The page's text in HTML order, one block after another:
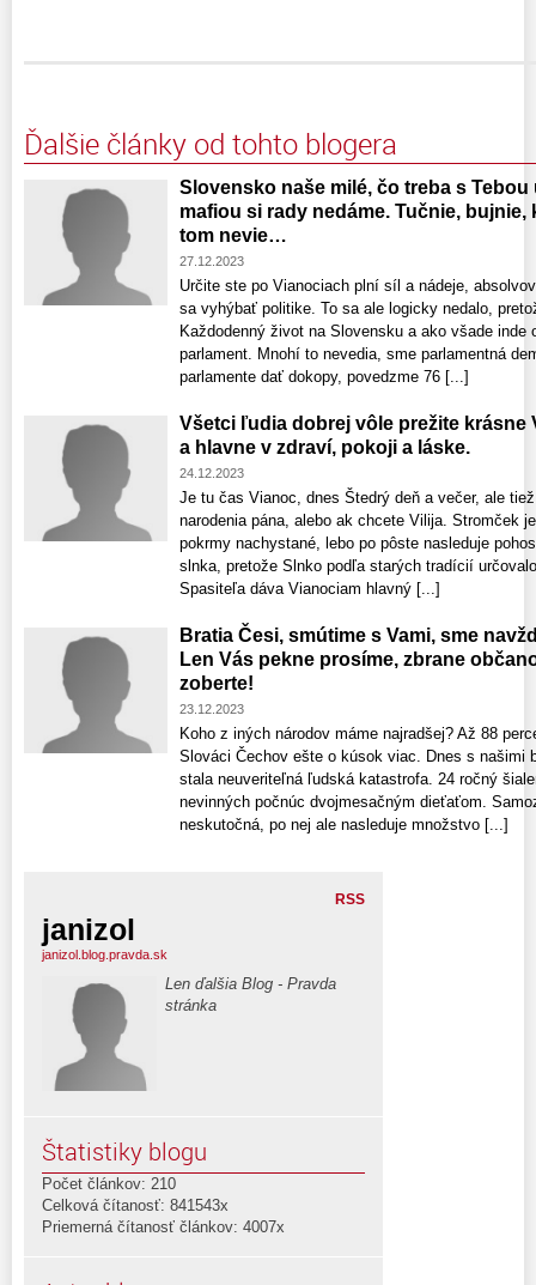
Ďalšie články od tohto blogera
Slovensko naše milé, čo treba s
mafiou si rady nedáme. Tučnie,
tom nevie…
27.12.2023
Určite ste po Vianociach plní síl a nádeje,
sa vyhýbať politike. To sa ale logicky nedalo,
Každodenný život na Slovensku a ako všade inde
parlament. Mnohí to nevedia, sme parlamentná
parlamente dať dokopy, povedzme 76 [...]
Všetci ľudia dobrej vôle prežite
a hlavne v zdraví, pokoji a láske.
24.12.2023
Je tu čas Vianoc, dnes Štedrý deň a večer, ale
narodenia pána, alebo ak chcete Vilija. Stromček
pokrmy nachystané, lebo po pôste nasleduje
slnka, pretože Slnko podľa starých tradícií
Spasiteľa dáva Vianociam hlavný [...]
Bratia Česi, smútime s Vami, sme
Len Vás pekne prosíme, zbrane
zoberte!
23.12.2023
Koho z iných národov máme najradšej? Až 88
Slováci Čechov ešte o kúsok viac. Dnes s našimi
stala neuveriteľná ľudská katastrofa. 24 ročný
nevinných počnúc dvojmesačným dieťaťom.
neskutočná, po nej ale nasleduje množstvo [...]
RSS
janizol
janizol.blog.pravda.sk
Len ďalšia Blog - Pravda
stránka
Štatistiky blogu
Počet článkov: 210
Celková čítanosť: 841543x
Priemerná čítanosť článkov: 4007x